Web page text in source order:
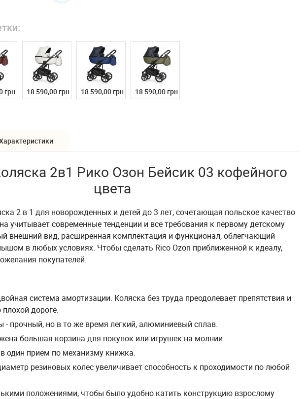
грн 18 590,00 грн 18 590,00 грн 18 590,00 грн
2в1 Рико Озон Бейсик 03 кофейного
цвета
2 в 1 для новорожденных и детей до 3 лет, сочетающая польское качество
учитывает современные тенденции и все требования к первому детскому
внешний вид, расширенная комплектация и функционал, облегчающий
в любых условиях. Чтобы сделать Rico Ozon приближенной к идеалу,
покупателей.
система амортизации. Коляска без труда преодолевает препятствия и
дороге.
- прочный, но в то же время легкий, алюминиевый сплав.
большая корзина для покупок или игрушек на молнии.
один прием по механизму книжка.
резиновых колес увеличивает способность к проходимости по любой
положениями, чтобы было удобно катить конструкцию взрослому